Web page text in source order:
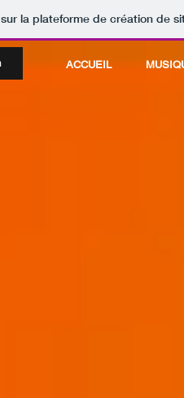
la plateforme de création de
ACCUEIL